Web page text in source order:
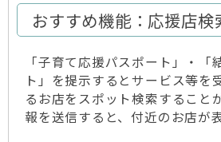
おすすめ機能：応援店検
「子育て応援パスポート」・「
ト」を提示するとサービス等を
るお店をスポット検索すること
報を送信すると、付近のお店が